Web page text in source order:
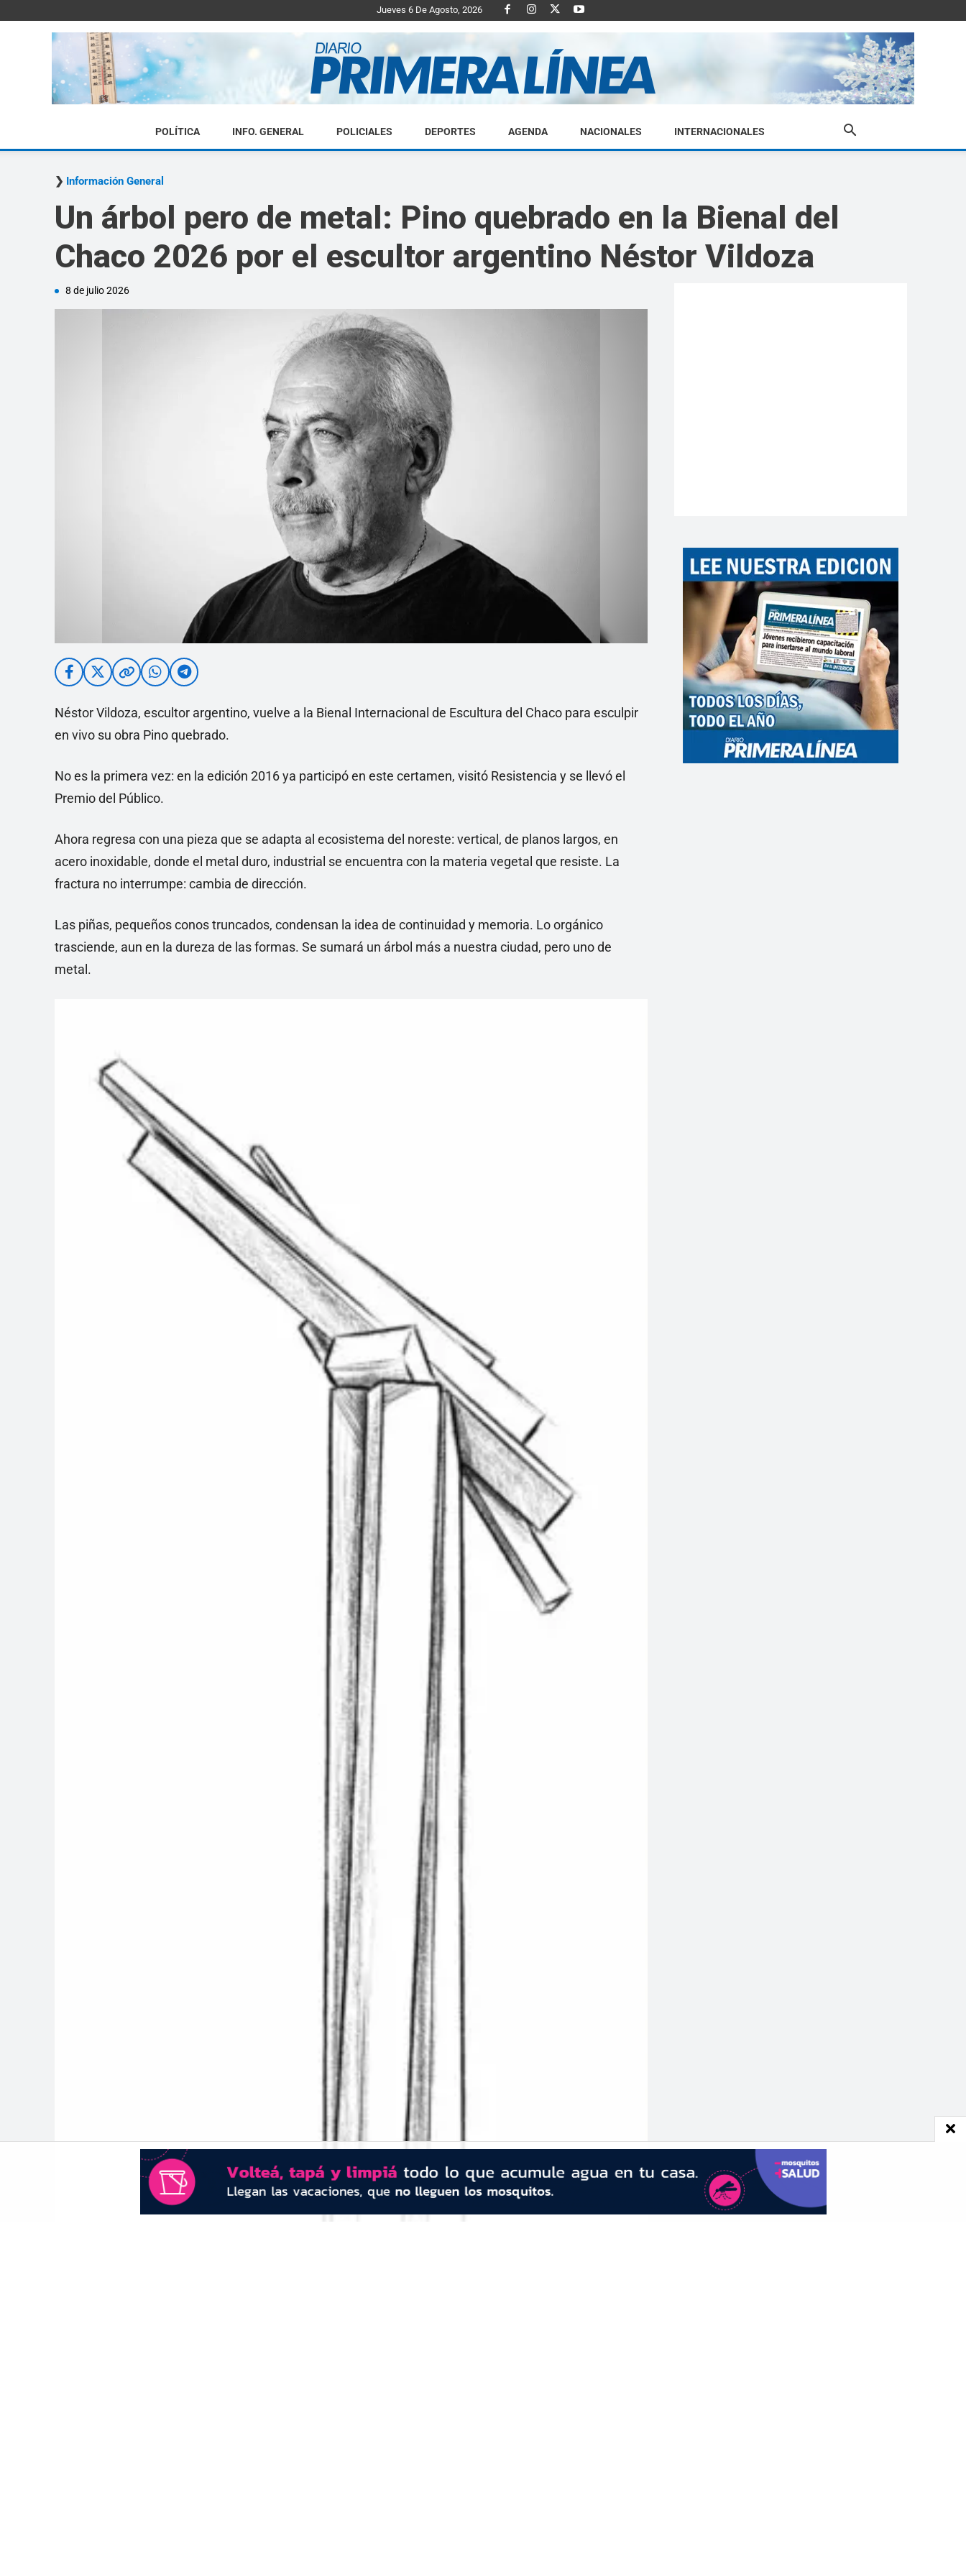
Jueves 6 De Agosto, 2026
Diario
POLÍTICA INFO. GENERAL POLICIALES DEPORTES AGENDA NACIONALES INTERNACIONALES
Información General
Un árbol pero de metal: Pino quebrado en la Bienal del
Chaco 2026 por el escultor argentino Néstor Vildoza
8 de julio 2026
Néstor Vildoza, escultor argentino, vuelve a la Bienal Internacional de Escultura del Chaco para esculpir
en vivo su obra Pino quebrado.
No es la primera vez: en la edición 2016 ya participó en este certamen, visitó Resistencia y se llevó el
Premio del Público.
Ahora regresa con una pieza que se adapta al ecosistema del noreste: vertical, de planos largos, en
acero inoxidable, donde el metal duro, industrial se encuentra con la materia vegetal que resiste. La
fractura no interrumpe: cambia de dirección.
Las piñas, pequeños conos truncados, condensan la idea de continuidad y memoria. Lo orgánico
trasciende, aun en la dureza de las formas. Se sumará un árbol más a nuestra ciudad, pero uno de
metal.